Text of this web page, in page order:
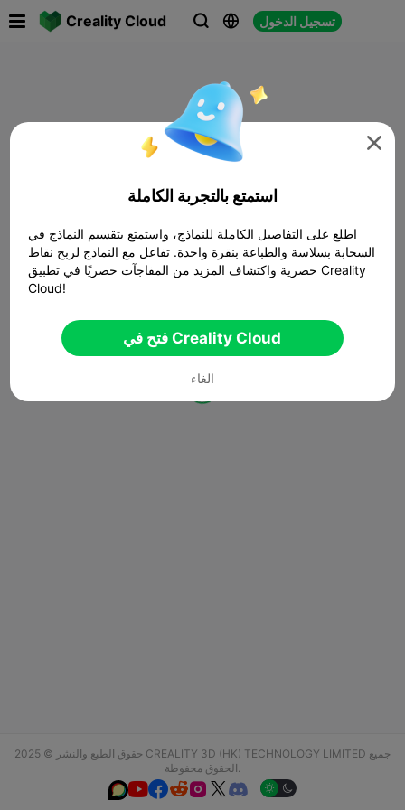
Creality Cloud   تسجيل الدخول
حقوق الطبع والنشر © 2025 CREALITY 3D (HK) TECHNOLOGY LIMITED جميع
الحقوق محفوظة.
  

استمتع بالتجربة الكاملة
اطلع على التفاصيل الكاملة للنماذج، واستمتع بتقسيم النماذج في
السحابة بسلاسة والطباعة بنقرة واحدة. تفاعل مع النماذج لربح نقاط
حصرية واكتشاف المزيد من المفاجآت حصريًا في تطبيق Creality
Cloud!
فتح في Creality Cloud
الغاء